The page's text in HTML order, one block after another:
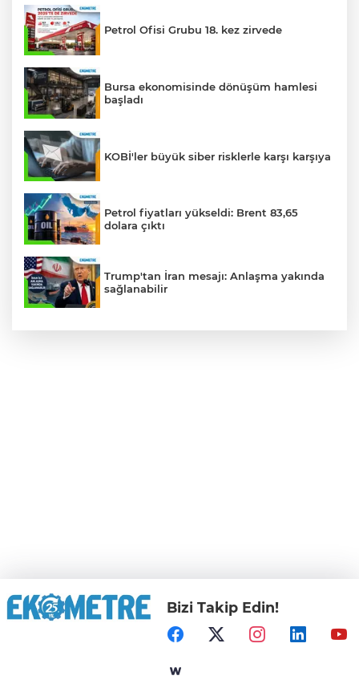
Petrol Ofisi Grubu 18. kez zirvede
Bursa ekonomisinde dönüşüm hamlesi
başladı
KOBİ'ler büyük siber risklerle karşı karşıya
Petrol fiyatları yükseldi: Brent 83,65
dolara çıktı
Trump'tan İran mesajı: Anlaşma yakında
sağlanabilir
Bizi Takip Edin!